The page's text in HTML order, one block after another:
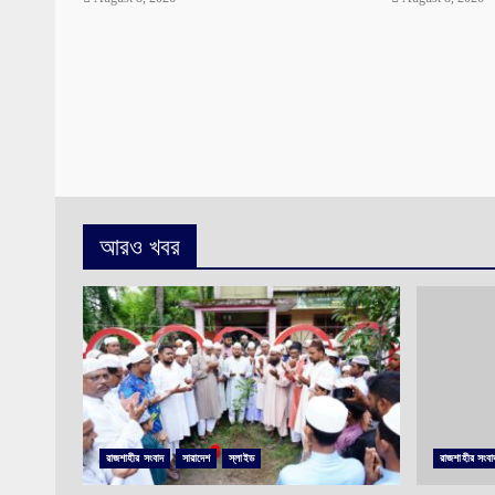
আরও খবর
রাজশাহীর সংবাদ সারাদেশ স্লাইড রাজশাহীর